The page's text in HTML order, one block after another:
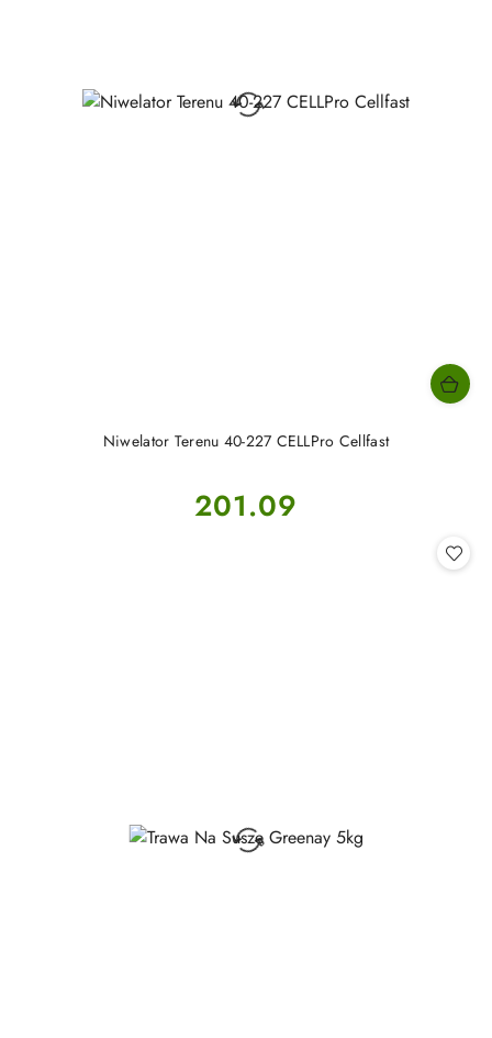
Niwelator Terenu 40-227 CELLPro Cellfast
Cena:
201.09